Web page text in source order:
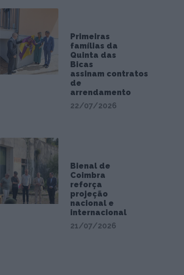
Primeiras
famílias da
Quinta das
Bicas
assinam contratos
de
arrendamento
22/07/2026
Bienal de
Coimbra
reforça
projeção
nacional e
internacional
21/07/2026